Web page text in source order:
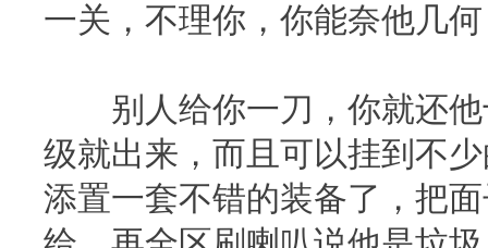
一关，不理你，你能奈他几
别人给你一刀，你就还他
级就出来，而且可以挂到不
添置一套不错的装备了，把